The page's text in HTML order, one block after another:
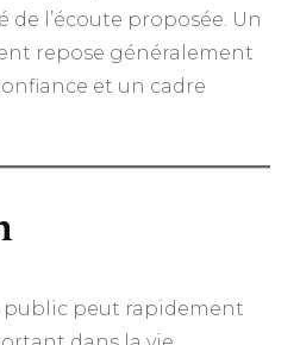
l’écoute proposée. Un
repose généralement
et un cadre
public peut rapidement